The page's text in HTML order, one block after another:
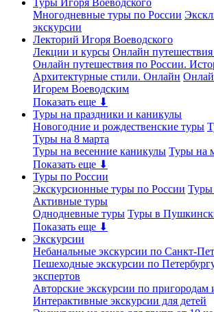
Туры Игоря Воеводского
Многодневные туры по России
экскурсии
Лекторий Игоря Воеводского
Лекции и курсы Онлайн
Онлайн путешествия по России.
Архитектурные стили. Онлайн
Игорем Воеводским
Показать еще ⬇
Туры на праздники и каникулы
Новогодние и рождественские туры
Туры на 8 марта
Туры на весенние каникулы Туры на
Показать еще ⬇
Туры по России
Экскурсионные туры по России
Активные туры
Однодневные туры Туры в
Показать еще ⬇
Экскурсии
Небанальные экскурсии по Санкт-
Пешеходные экскурсии по
экспертов
Авторские экскурсии по пригородам
Интерактивные экскурсии для детей